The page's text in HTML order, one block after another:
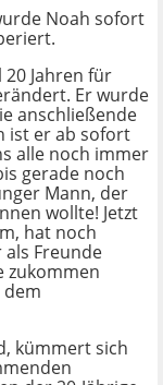
Noah sofort
Jahren für
Er wurde
anschließende
ist er ab sofort
alle noch immer
gerade noch
Mann, der
wollte! Jetzt
hat noch
Freunde
zukommen
kümmert sich